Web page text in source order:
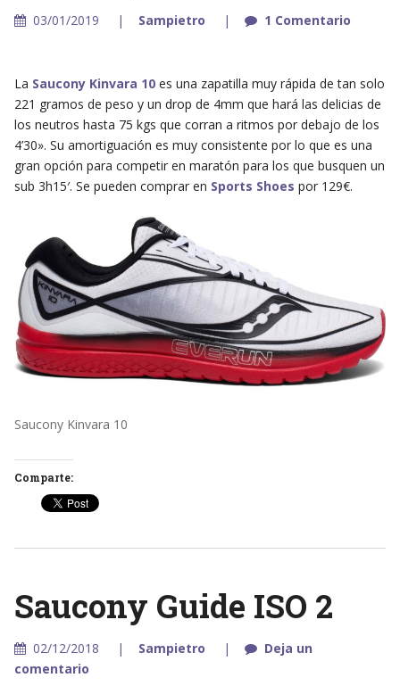
03/01/2019 Sampietro 1 Comentario
La Saucony Kinvara 10es una zapatilla muy rápida de tan solo
221 gramos de peso y un drop de 4mm que hará las delicias de
los neutros hasta 75 kgs que corran a ritmos por debajo de los
4’30». Su amortiguación es muy consistente por lo que es una
gran opción para competir en maratón para los que busquen un
sub 3h15′. Se pueden comprar en Sports Shoes por 129€.
Saucony Kinvara 10
Comparte:
Saucony Guide ISO 2
02/12/2018 Sampietro
Deja un
comentario